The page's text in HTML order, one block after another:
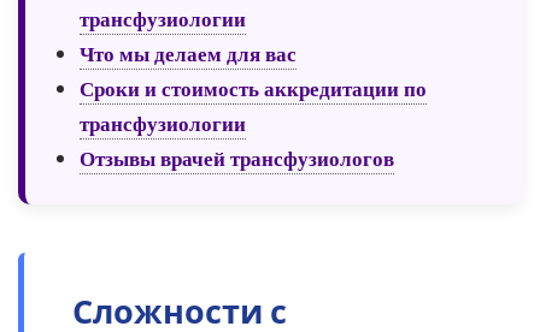
трансфузиологии
Что мы делаем для вас
Сроки и стоимость аккредитации по
трансфузиологии
Отзывы врачей трансфузиологов
Сложности с